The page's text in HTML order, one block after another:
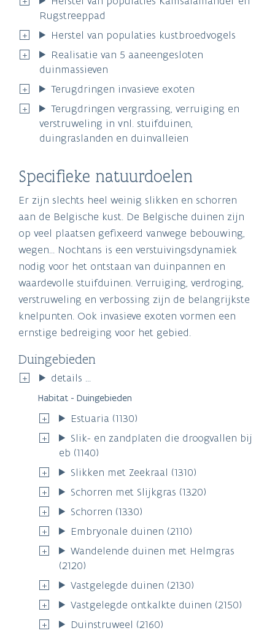
Rugstreeppad
Herstel van populaties kustbroedvogels
Realisatie van 5 aaneengesloten
duinmassieven
Terugdringen invasieve exoten
Terugdringen vergrassing, verruiging en
verstruweling in vnl. stuifduinen,
duingraslanden en duinvalleien
Specifieke natuurdoelen
Er zijn slechts heel weinig slikken en schorren
aan de Belgische kust. De Belgische duinen zijn
op veel plaatsen gefixeerd vanwege bebouwing,
wegen... Nochtans is een verstuivingsdynamiek
nodig voor het ontstaan van duinpannen en
waardevolle stuifduinen. Verruiging, verdroging,
verstruweling en verbossing zijn de belangrijkste
knelpunten. Ook invasieve exoten vormen een
ernstige bedreiging voor het gebied.
Duingebieden
details ...
Habitat - Duingebieden
Estuaria (1130)
Slik- en zandplaten die droogvallen bij
eb (1140)
Slikken met Zeekraal (1310)
Schorren met Slijkgras (1320)
Schorren (1330)
Embryonale duinen (2110)
Wandelende duinen met Helmgras
(2120)
Vastgelegde duinen (2130)
Vastgelegde ontkalkte duinen (2150)
Duinstruweel (2160)